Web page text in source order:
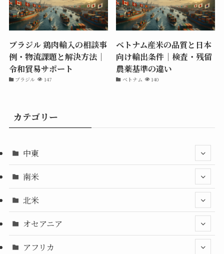
ブラジル 鶏肉輸入の相談事
例・物流課題と解決方法｜
令和貿易サポート
ブラジル 147
ベトナム産米の品質と日本
向け輸出条件｜検査・残留
農薬基準の違い
ベトナム 140
カテゴリー
中東
南米
北米
オセアニア
アフリカ